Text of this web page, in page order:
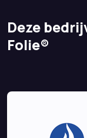
Deze
Folie®